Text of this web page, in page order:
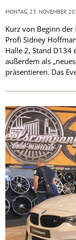
Kurz von Beginn der
Profi Sidney
Halle 2, Stand D134
außerdem als
präsentieren. Das
MONTAG, 23. NOVEMBER